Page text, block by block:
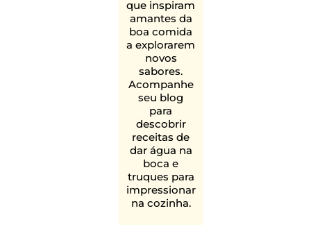
que inspiram
amantes da
boa comida
a explorarem
novos
sabores.
Acompanhe
seu blog
para
descobrir
receitas de
dar água na
boca e
truques para
impressionar
na cozinha.